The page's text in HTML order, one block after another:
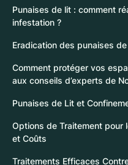
Punaises de lit : comment
infestation ?
Eradication des punaises
Comment protéger vos
aux conseils d’experts de
Punaises de Lit et
Options de Traitement pour
et Coûts
Traitements Efficaces